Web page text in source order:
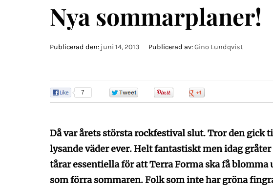
Nya sommarplaner!
Publicerad den: juni 14, 2013 Publicerad av:Gino Lundqvist
7
Då var årets största rockfestival slut. Tror den gick
lysande väder ever. Helt fantastiskt men idag
tårar essentiella för att Terra Forma ska få
som förra sommaren. Folk som inte har gröna